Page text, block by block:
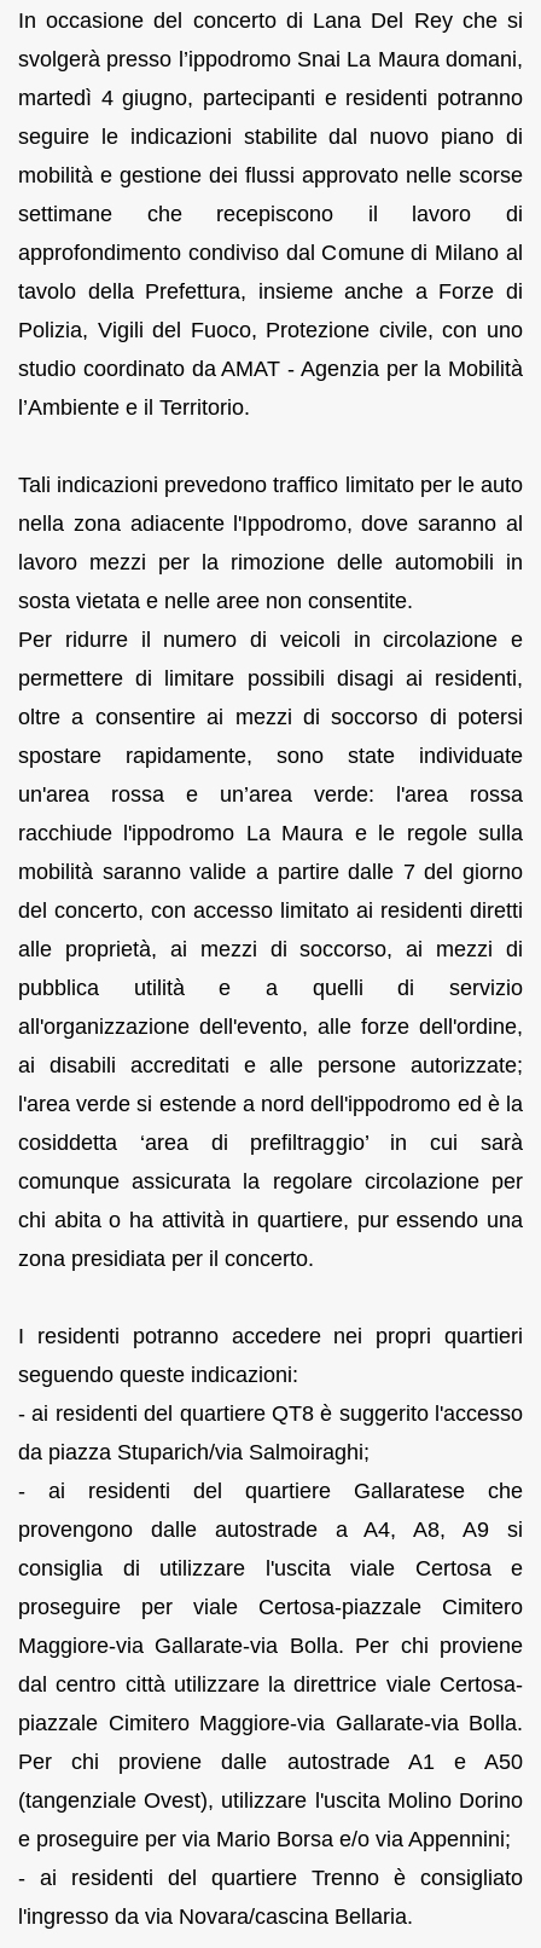
In occasione del concerto di Lana Del Rey che si
svolgerà presso l’ippodromo Snai La Maura domani,
martedì 4 giugno, partecipanti e residenti potranno
seguire le indicazioni stabilite dal nuovo piano di
mobilità e gestione dei flussi approvato nelle scorse
settimane che recepiscono il lavoro di
approfondimento condiviso dal Comune di Milano al
tavolo della Prefettura, insieme anche a Forze di
Polizia, Vigili del Fuoco, Protezione civile, con uno
studio coordinato da AMAT - Agenzia per la Mobilità
l’Ambiente e il Territorio.
Tali indicazioni prevedono traffico limitato per le auto
nella zona adiacente l'Ippodromo, dove saranno al
lavoro mezzi per la rimozione delle automobili in
sosta vietata e nelle aree non consentite.
Per ridurre il numero di veicoli in circolazione e
permettere di limitare possibili disagi ai residenti,
oltre a consentire ai mezzi di soccorso di potersi
spostare rapidamente, sono state individuate
un'area rossa e un’area verde: l'area rossa
racchiude l'ippodromo La Maura e le regole sulla
mobilità saranno valide a partire dalle 7 del giorno
del concerto, con accesso limitato ai residenti diretti
alle proprietà, ai mezzi di soccorso, ai mezzi di
pubblica utilità e a quelli di servizio
all'organizzazione dell'evento, alle forze dell'ordine,
ai disabili accreditati e alle persone autorizzate;
l'area verde si estende a nord dell'ippodromo ed è la
cosiddetta ‘area di prefiltraggio’ in cui sarà
comunque assicurata la regolare circolazione per
chi abita o ha attività in quartiere, pur essendo una
zona presidiata per il concerto.
I residenti potranno accedere nei propri quartieri
seguendo queste indicazioni:
- ai residenti del quartiere QT8 è suggerito l'accesso
da piazza Stuparich/via Salmoiraghi;
- ai residenti del quartiere Gallaratese che
provengono dalle autostrade a A4, A8, A9 si
consiglia di utilizzare l'uscita viale Certosa e
proseguire per viale Certosa-piazzale Cimitero
Maggiore-via Gallarate-via Bolla. Per chi proviene
dal centro città utilizzare la direttrice viale Certosa-
piazzale Cimitero Maggiore-via Gallarate-via Bolla.
Per chi proviene dalle autostrade A1 e A50
(tangenziale Ovest), utilizzare l'uscita Molino Dorino
e proseguire per via Mario Borsa e/o via Appennini;
- ai residenti del quartiere Trenno è consigliato
l'ingresso da via Novara/cascina Bellaria.